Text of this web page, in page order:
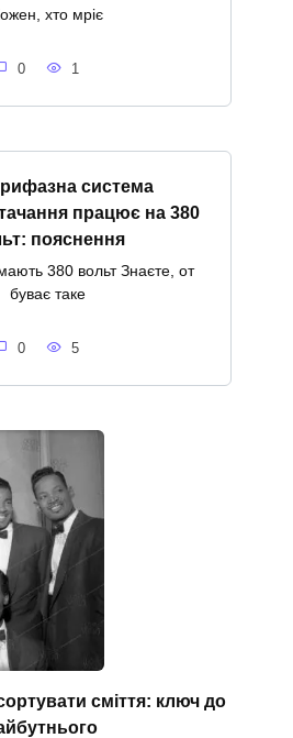
хто мріє
0 1
система
працює на 380
пояснення
380 вольт Знаєте, от
буває таке
0 5
сміття: ключ до